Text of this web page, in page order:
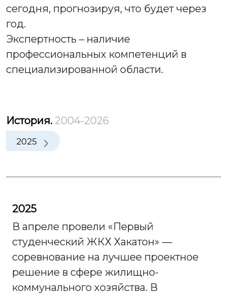
сегодня, прогнозируя, что будет через
год.
Экспертность – наличие
профессиональных компетенций в
специализированной области.
История. 2004-2026
2025
2025
В апреле провели «Первый
студенческий ЖКХ Хакатон» —
соревнование на лучшее проектное
решение в сфере жилищно-
коммунального хозяйства. В